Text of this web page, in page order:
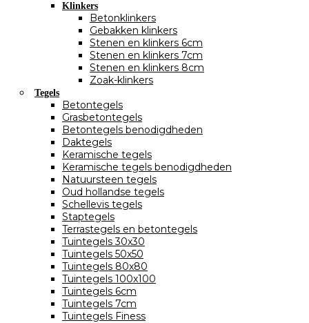
Klinkers
Betonklinkers
Gebakken klinkers
Stenen en klinkers 6cm
Stenen en klinkers 7cm
Stenen en klinkers 8cm
Zoak-klinkers
Tegels
Betontegels
Grasbetontegels
Betontegels benodigdheden
Daktegels
Keramische tegels
Keramische tegels benodigdheden
Natuursteen tegels
Oud hollandse tegels
Schellevis tegels
Staptegels
Terrastegels en betontegels
Tuintegels 30x30
Tuintegels 50x50
Tuintegels 80x80
Tuintegels 100x100
Tuintegels 6cm
Tuintegels 7cm
Tuintegels Finess